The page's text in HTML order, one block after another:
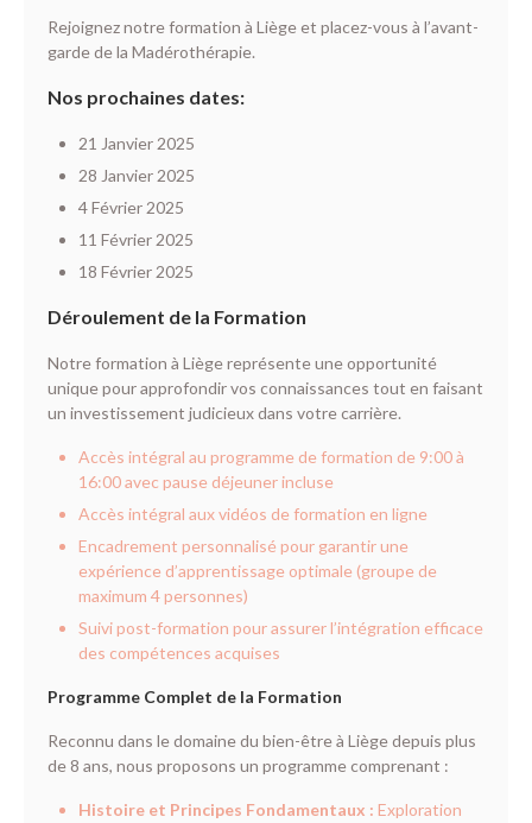
Rejoignez notre formation à Liège et placez-vous à l’avant-
garde de la Madérothérapie.
Nos prochaines dates:
21 Janvier 2025
28 Janvier 2025
4 Février 2025
11 Février 2025
18 Février 2025
Déroulement de la Formation
Notre formation à Liège représente une opportunité
unique pour approfondir vos connaissances tout en faisant
un investissement judicieux dans votre carrière.
Accès intégral au programme de formation de 9:00 à
16:00 avec pause déjeuner incluse
Accès intégral aux vidéos de formation en ligne
Encadrement personnalisé pour garantir une
expérience d’apprentissage optimale (groupe de
maximum 4 personnes)
Suivi post-formation pour assurer l’intégration efficace
des compétences acquises
Programme Complet de la Formation
Reconnu dans le domaine du bien-être à Liège depuis plus
de 8 ans, nous proposons un programme comprenant :
Histoire et Principes Fondamentaux : Exploration